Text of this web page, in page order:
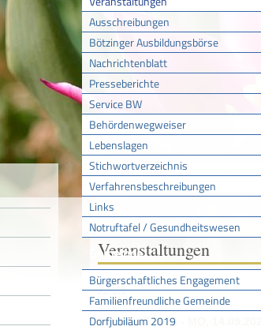
Ausschreibungen
Bötzinger Ausbildungsbörse
Nachrichtenblatt
Presseberichte
Service BW
Behördenwegweiser
Lebenslagen
Stichwortverzeichnis
Verfahrensbeschreibungen
Links
Notruftafel / Gesundheitswesen
Gemeinde
Bürgerschaftliches Engagement
Familienfreundliche Gemeinde
Dorfjubiläum 2019
Sie sind hier:Startseite /Aktuell
Veranstaltungen
Zurück
DO, 30.07.2026